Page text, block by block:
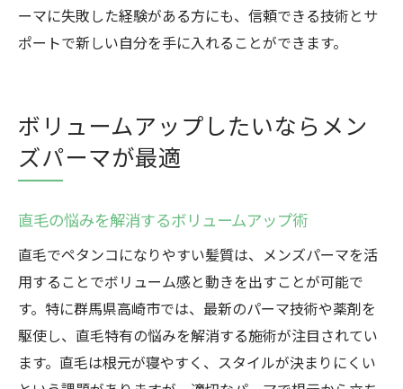
ーマに失敗した経験がある方にも、信頼できる技術とサ
ポートで新しい自分を手に入れることができます。
ボリュームアップしたいならメン
ズパーマが最適
直毛の悩みを解消するボリュームアップ術
直毛でペタンコになりやすい髪質は、メンズパーマを活
用することでボリューム感と動きを出すことが可能で
す。特に群馬県高崎市では、最新のパーマ技術や薬剤を
駆使し、直毛特有の悩みを解消する施術が注目されてい
ます。直毛は根元が寝やすく、スタイルが決まりにくい